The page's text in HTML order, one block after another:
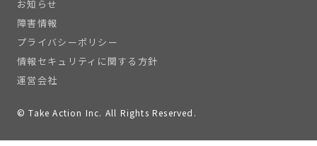
お知らせ
障害情報
プライバシーポリシー
情報セキュリティに関する方針
運営会社
© Take Action Inc. All Rights Reserved.